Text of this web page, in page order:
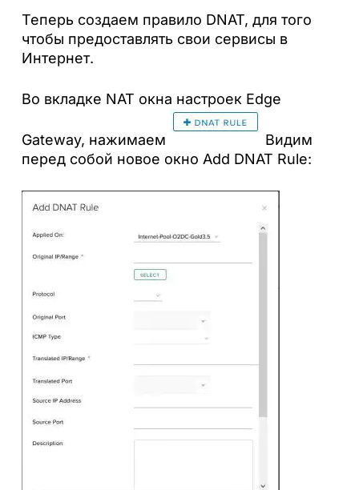
Теперь создаем правило DNAT, для того
чтобы предоставлять свои сервисы в
Интернет.
Во вкладке NAT окна настроек Edge
Gateway, нажимаем
Видим
перед собой новое окно Add DNAT Rule: